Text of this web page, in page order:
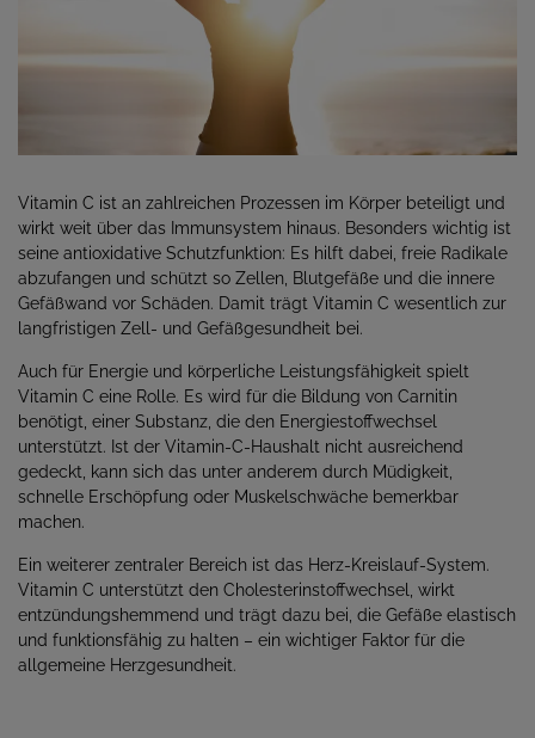
Vitamin C ist an zahlreichen Prozessen im Körper beteiligt und
wirkt weit über das Immunsystem hinaus. Besonders wichtig ist
seine antioxidative Schutzfunktion: Es hilft dabei, freie Radikale
abzufangen und schützt so Zellen, Blutgefäße und die innere
Gefäßwand vor Schäden. Damit trägt Vitamin C wesentlich zur
langfristigen Zell- und Gefäßgesundheit bei.
Auch für Energie und körperliche Leistungsfähigkeit spielt
Vitamin C eine Rolle. Es wird für die Bildung von Carnitin
benötigt, einer Substanz, die den Energiestoffwechsel
unterstützt. Ist der Vitamin-C-Haushalt nicht ausreichend
gedeckt, kann sich das unter anderem durch Müdigkeit,
schnelle Erschöpfung oder Muskelschwäche bemerkbar
machen.
Ein weiterer zentraler Bereich ist das Herz-Kreislauf-System.
Vitamin C unterstützt den Cholesterinstoffwechsel, wirkt
entzündungshemmend und trägt dazu bei, die Gefäße elastisch
und funktionsfähig zu halten – ein wichtiger Faktor für die
allgemeine Herzgesundheit.